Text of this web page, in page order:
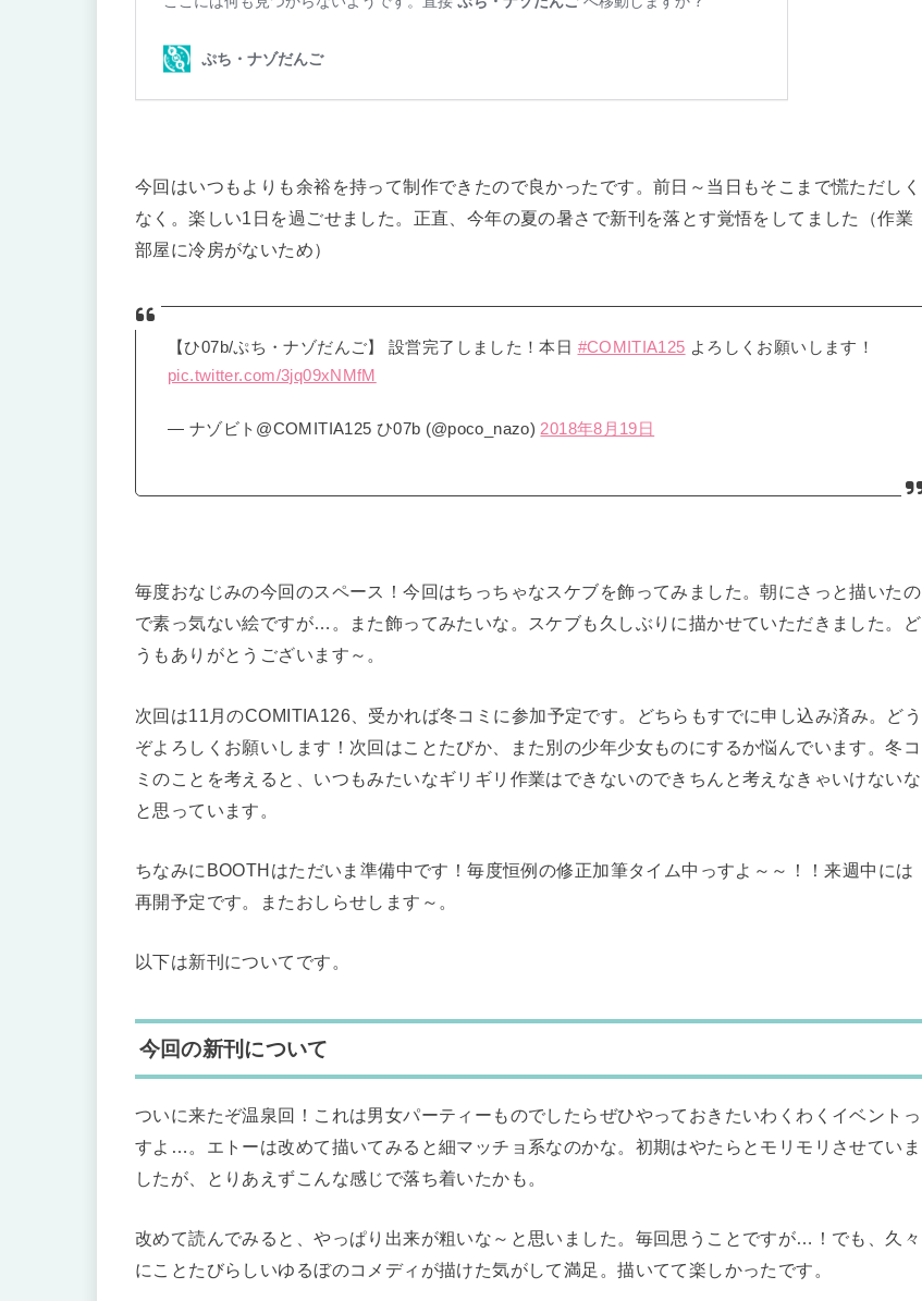
今回はいつもよりも余裕を持って制作できたので良かったです。前日～当日もそこまで慌ただしく
なく。楽しい1日を過ごせました。正直、今年の夏の暑さで新刊を落とす覚悟をしてました（作業
部屋に冷房がないため）
【ひ07b/ぷち・ナゾだんご】 設営完了しました！本日 #COMITIA125 よろしくお願いします！
pic.twitter.com/3jq09xNMfM
— ナゾビト@COMITIA125 ひ07b (@poco_nazo)2018年8月19日
毎度おなじみの今回のスペース！今回はちっちゃなスケブを飾ってみました。朝にさっと描いたの
で素っ気ない絵ですが…。また飾ってみたいな。スケブも久しぶりに描かせていただきました。ど
うもありがとうございます～。
次回は11月のCOMITIA126、受かれば冬コミに参加予定です。どちらもすでに申し込み済み。どう
ぞよろしくお願いします！次回はことたびか、また別の少年少女ものにするか悩んでいます。冬コ
ミのことを考えると、いつもみたいなギリギリ作業はできないのできちんと考えなきゃいけないな
と思っています。
ちなみにBOOTHはただいま準備中です！毎度恒例の修正加筆タイム中っすよ～～！！来週中には
再開予定です。またおしらせします～。
以下は新刊についてです。
今回の新刊について
ついに来たぞ温泉回！これは男女パーティーものでしたらぜひやっておきたいわくわくイベントっ
すよ…。エトーは改めて描いてみると細マッチョ系なのかな。初期はやたらとモリモリさせていま
したが、とりあえずこんな感じで落ち着いたかも。
改めて読んでみると、やっぱり出来が粗いな～と思いました。毎回思うことですが…！でも、久々
にことたびらしいゆるぼのコメディが描けた気がして満足。描いてて楽しかったです。